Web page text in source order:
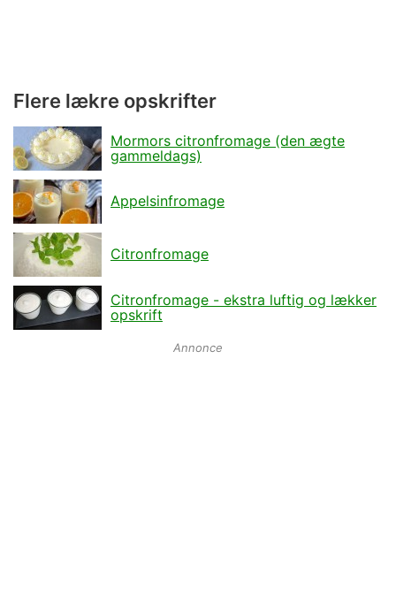
Flere lækre opskrifter
Mormors citronfromage (den ægte
gammeldags)
Appelsinfromage
Citronfromage
Citronfromage - ekstra luftig og lækker
opskrift
Annonce